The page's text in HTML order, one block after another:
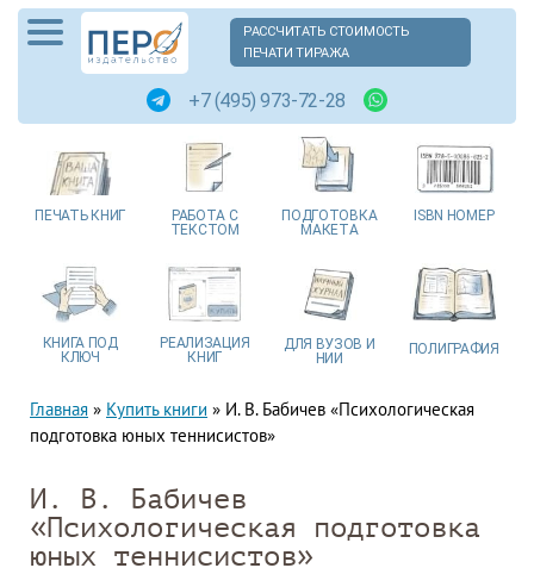
РАССЧИТАТЬ СТОИМОСТЬ
ПЕЧАТИ ТИРАЖА
+7 (495) 973-72-28
ПЕЧАТЬ КНИГ РАБОТА С
ТЕКСТОМ
ПОДГОТОВКА
МАКЕТА
ISBN НОМЕР
КНИГА ПОД
КЛЮЧ
РЕАЛИЗАЦИЯ
КНИГ
ДЛЯ ВУЗОВ И
НИИ
ПОЛИГРАФИЯ
Главная » Купить книги » И. В. Бабичев «Психологическая
подготовка юных теннисистов»
И. В. Бабичев
«Психологическая подготовка
юных теннисистов»